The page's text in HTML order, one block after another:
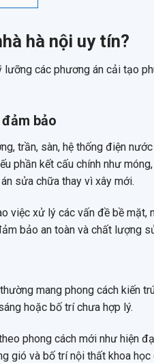
hà nội uy tín?
các phương án cải tạo
bảo
trần, sàn, hệ thống điện
phần kết cấu chính như
sửa chữa thay vì xây mới.
việc xử lý các vấn đề bề mặt,
bảo an toàn và chất lượng
mang phong cách kiến
hoặc bố trí chưa hợp lý.
phong cách mới như hiện
gió và bố trí nội thất khoa